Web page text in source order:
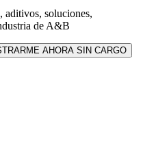
aditivos, soluciones,
de A&B
AHORA SIN CARGO